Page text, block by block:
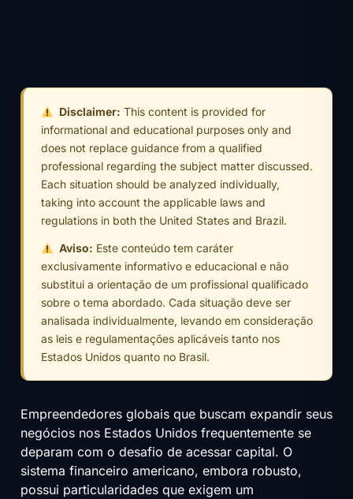
Disclaimer: This content is provided for
informational and educational purposes only and
does not replace guidance from a qualified
professional regarding the subject matter discussed.
Each situation should be analyzed individually,
taking into account the applicable laws and
regulations in both the United States and Brazil.
Aviso: Este conteúdo tem caráter
exclusivamente informativo e educacional e não
substitui a orientação de um profissional qualificado
sobre o tema abordado. Cada situação deve ser
analisada individualmente, levando em consideração
as leis e regulamentações aplicáveis tanto nos
Estados Unidos quanto no Brasil.
Empreendedores globais que buscam expandir seus
negócios nos Estados Unidos frequentemente se
deparam com o desafio de acessar capital. O
sistema financeiro americano, embora robusto,
possui particularidades que exigem um